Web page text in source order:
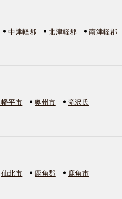
中津軽郡 北津軽郡
南津軽郡
幡平市 奥州市
滝沢氏
仙北市 鹿角郡
鹿角市